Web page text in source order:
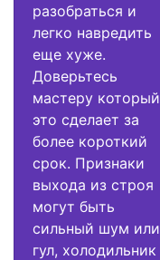
разобраться и
легко навредить
еще хуже.
Доверьтесь
мастеру который
это сделает за
более короткий
срок. Признаки
выхода из строя
могут быть
сильный шум или
гул, холодильник